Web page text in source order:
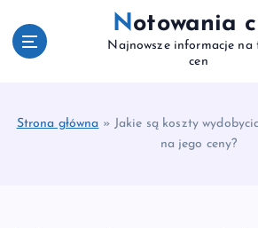
Notowania
Najnowsze informacje na
cen
Strona główna » Jakie są koszty
na jego ceny?